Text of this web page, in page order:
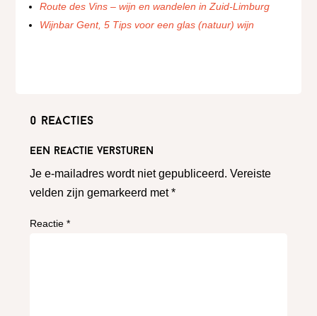
Route des Vins – wijn en wandelen in Zuid-Limburg
Wijnbar Gent, 5 Tips voor een glas (natuur) wijn
0 reacties
Een reactie versturen
Je e-mailadres wordt niet gepubliceerd. Vereiste
velden zijn gemarkeerd met*
Reactie*